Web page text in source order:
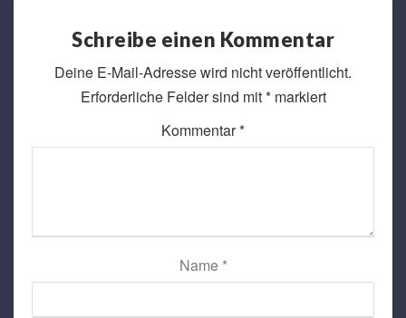
Schreibe einen Kommentar
Deine E-Mail-Adresse wird nicht veröffentlicht.
Erforderliche Felder sind mit*markiert
Kommentar*
Name *